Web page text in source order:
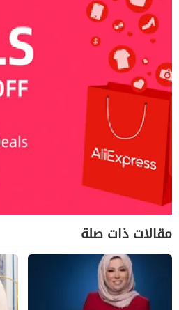
مقالات ذات صلة